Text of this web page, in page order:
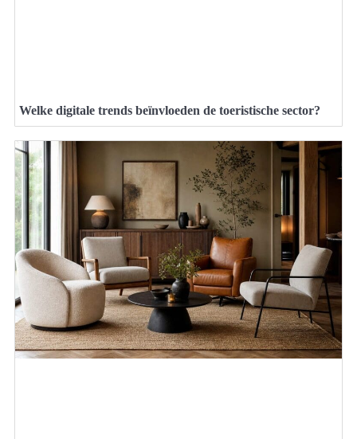
Welke digitale trends beïnvloeden de toeristische sector?